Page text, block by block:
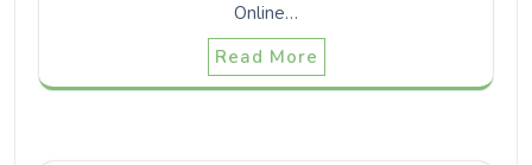
Online…
Read More